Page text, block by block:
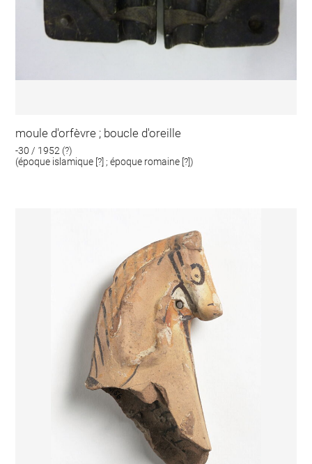
moule d'orfèvre ; boucle d'oreille
-30 / 1952 (?)
(époque islamique [?] ; époque romaine [?])